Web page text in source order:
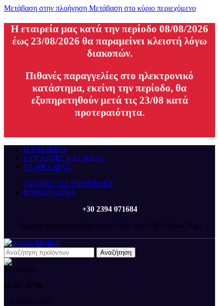
Μετάβαση στην πλοήγηση Μετάβαση στο κύριο περιεχόμενο
H εταιρεία μας κατά την περίοδο 08/08/2026
έως 23/08/2026 θα παραμείνει κλειστή λόγω
διακοπών.
Πιθανές παραγγελίες στο ηλεκτρονικό
κατάστημα, εκείνη την περίοδο, θα
εξυπηρετηθούν μετά τις 23/08 κατά
προτεραιότητα.
Η ΕΤΑΙΡΕΙΑ
ΕΥΚΑΙΡΙΕΣ ΚΑΡΙΕΡΑΣ
ΤΑ ΝΕΑ ΜΑΣ
ΑΙΤΗΜΑ ΓΙΑ ΠΡΟΣΦΟΡΑ
ΕΠΙΚΟΙΝΩΝΙΑ
+30 2394 071684
Δωρεάν μεταφορικά για αγορές άνω των 100 € *(εώς 5kg)
Αναζήτηση
09:00 - 17:00
+30 2394 071684